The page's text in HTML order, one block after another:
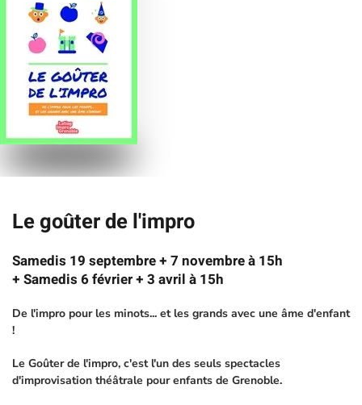
Le goûter de l'impro
Samedis 19 septembre + 7 novembre à 15h
+ Samedis 6 février + 3 avril à 15h
De l'impro pour les minots... et les grands avec une âme d'enfant
!
Le Goûter de l'impro, c'est l'un des seuls spectacles
d'improvisation théâtrale pour enfants de Grenoble.